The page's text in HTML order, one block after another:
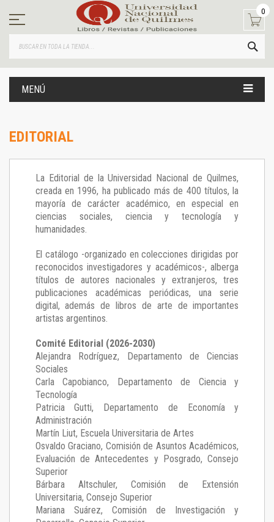
contenido
0
MENÚ
EDITORIAL
La Editorial de la Universidad Nacional de Quilmes,
creada en 1996, ha publicado más de 400 títulos, la
mayoría de carácter académico, en especial en
ciencias sociales, ciencia y tecnología y
humanidades.
El catálogo -organizado en colecciones dirigidas por
reconocidos investigadores y académicos-, alberga
títulos de autores nacionales y extranjeros, tres
publicaciones académicas periódicas, una serie
digital, además de libros de arte de importantes
artistas argentinos.
Comité Editorial (2026-2030)
Alejandra Rodríguez, Departamento de Ciencias
Sociales
Carla Capobianco, Departamento de Ciencia y
Tecnología
Patricia Gutti, Departamento de Economía y
Administración
Martín Liut, Escuela Universitaria de Artes
Osvaldo Graciano, Comisión de Asuntos Académicos,
Evaluación de Antecedentes y Posgrado, Consejo
Superior
Bárbara Altschuler, Comisión de Extensión
Universitaria, Consejo Superior
Mariana Suárez, Comisión de Investigación y